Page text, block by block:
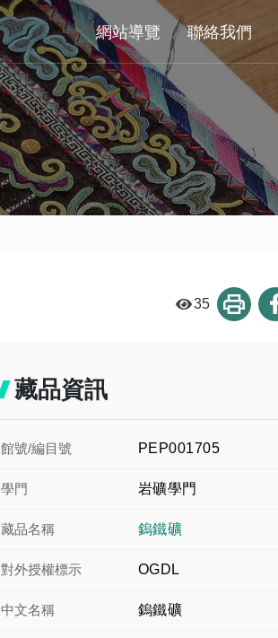
網站導覽 聯絡我們
35
藏品資訊
館號/編目號 PEP001705
學門 岩礦學門
藏品名稱 鎢鐵礦
對外授權標示 OGDL
中文名稱 鎢鐵礦